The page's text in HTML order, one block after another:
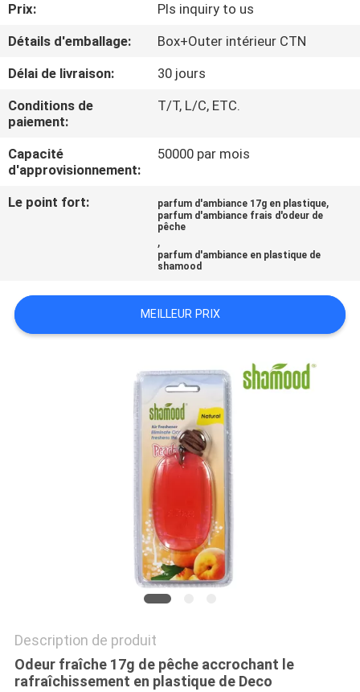
CONTRÔLE
DE
QUALITÉ
CONTACTEZ-
NOUS
UNE
CITATION
Prix:
Pls inquiry to us
Détails d'emballage:
Box+Outer intérieur CTN
Délai de livraison:
30 jours
Conditions de
paiement:
T/T, L/C, ETC.
Capacité
d'approvisionnement:
50000 par mois
Le point fort: parfum d'ambiance 17g en plastique,
parfum d'ambiance frais d'odeur de
pêche
,
parfum d'ambiance en plastique de
shamood
MEILLEUR PRIX
Description de produit
Odeur fraîche 17g de pêche accrochant le
rafraîchissement en plastique de Deco